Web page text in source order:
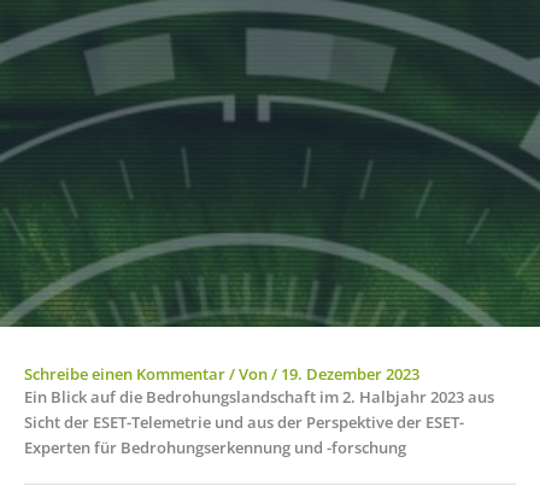
Schreibe einen Kommentar/ Von/ 19. Dezember 2023
Ein Blick auf die Bedrohungslandschaft im 2. Halbjahr 2023 aus
Sicht der ESET-Telemetrie und aus der Perspektive der ESET-
Experten für Bedrohungserkennung und -forschung